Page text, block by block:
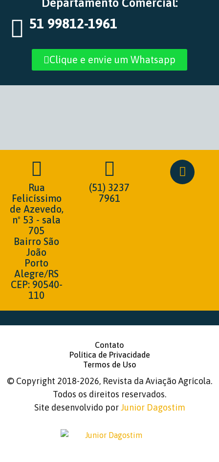
51 99812-1961
Clique e envie um Whatsapp
Rua
Felicíssimo
de Azevedo,
nº 53 - sala
705
Bairro São
João
Porto
Alegre/RS
CEP: 90540-
110
(51) 3237
7961
Contato
Política de Privacidade
Termos de Uso
© Copyright 2018-2026, Revista da Aviação Agrícola.
Todos os direitos reservados.
Site desenvolvido porJunior Dagostim